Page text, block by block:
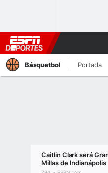
Básquetbol Portada
Caitlin Clark será
Millas de Indianápolis